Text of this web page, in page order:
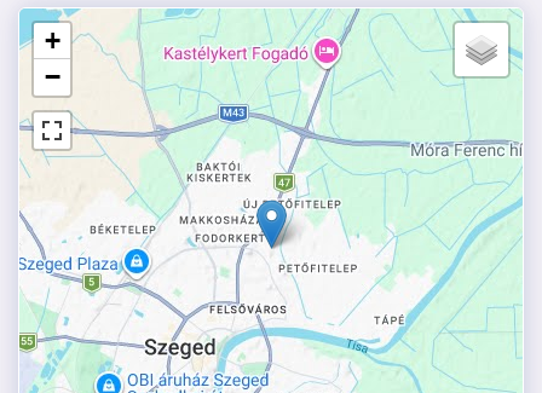
+
−